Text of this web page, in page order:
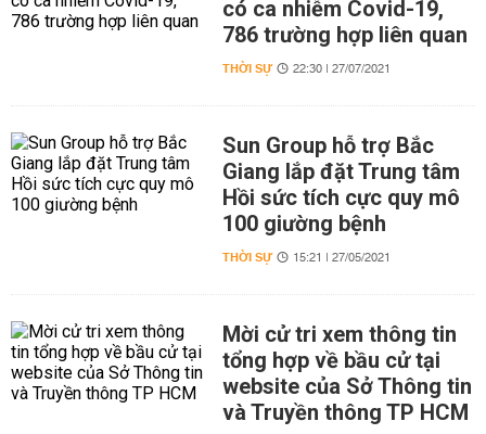
có ca nhiễm Covid-19,
786 trường hợp liên quan
THỜI SỰ 22:30 | 27/07/2021
Sun Group hỗ trợ Bắc
Giang lắp đặt Trung tâm
Hồi sức tích cực quy mô
100 giường bệnh
THỜI SỰ 15:21 | 27/05/2021
Mời cử tri xem thông tin
tổng hợp về bầu cử tại
website của Sở Thông tin
và Truyền thông TP HCM